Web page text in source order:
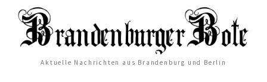
Aktuelle Nachrichten aus Brandenburg und Berlin